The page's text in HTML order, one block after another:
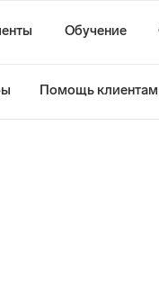
Обучение
Помощь клиентам